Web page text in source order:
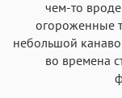
чем-то
огороженные
небольшой
во времена